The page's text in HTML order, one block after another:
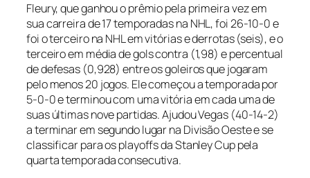
Fleury, que ganhou o prêmio pela primeira vez em
sua carreira de 17 temporadas na NHL, foi 26-10-0 e
foi o terceiro na NHL em vitórias e derrotas (seis), e o
terceiro em média de gols contra (1,98) e percentual
de defesas (0,928) entre os goleiros que jogaram
pelo menos 20 jogos. Ele começou a temporada por
5-0-0 e terminou com uma vitória em cada uma de
suas últimas nove partidas. Ajudou Vegas (40-14-2)
a terminar em segundo lugar na Divisão Oeste e se
classificar para osplayoffsda Stanley Cup pela
quarta temporada consecutiva.